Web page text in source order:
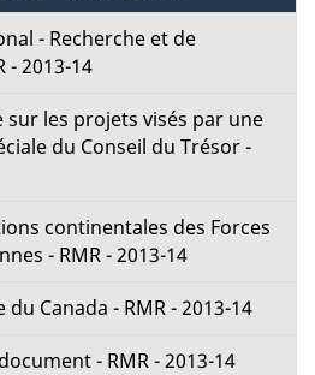
- Recherche et de
- 2013-14
les projets visés par une
du Conseil du Trésor -
continentales des Forces
- RMR - 2013-14
Canada - RMR - 2013-14
- RMR - 2013-14